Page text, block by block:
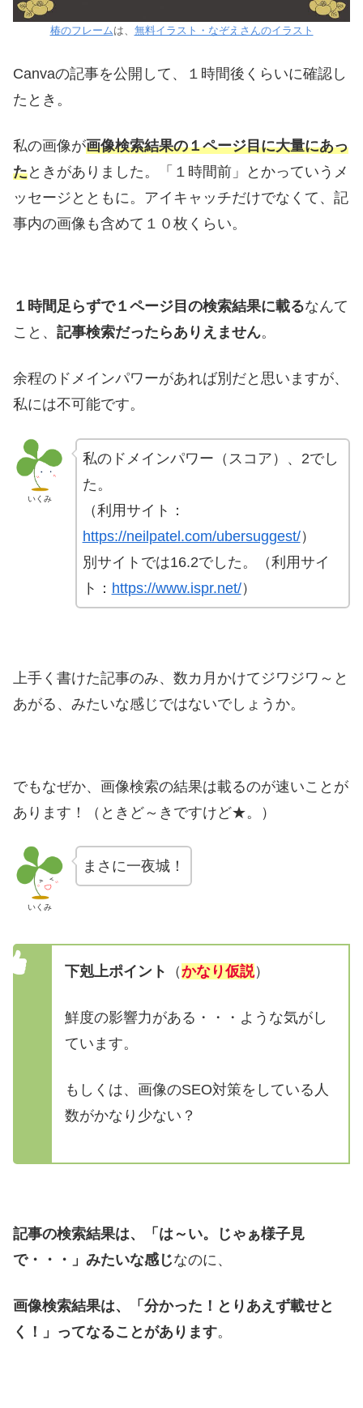
椿のフレームは、 無料イラスト・なぞえさんのイラスト
Canvaの記事を公開して、１時間後くらいに確認し
たとき。
私の画像が画像検索結果の１ページ目に大量にあっ
たときがありました。「１時間前」とかっていうメ
ッセージとともに。アイキャッチだけでなくて、記
事内の画像も含めて１０枚くらい。
１時間足らずで１ページ目の検索結果に載るなんて
こと、 記事検索だったらありえません。
余程のドメインパワーがあれば別だと思いますが、
私には不可能です。
いくみ
私のドメインパワー（スコア）、2でし
た。
（利用サイト：
https://neilpatel.com/ubersuggest/）
別サイトでは16.2でした。（利用サイ
ト： https://www.ispr.net/）
上手く書けた記事のみ、数カ月かけてジワジワ～と
あがる、みたいな感じではないでしょうか。
でもなぜか、画像検索の結果は載るのが速いことが
あります！（ときど～きですけど★。）
いくみ
まさに一夜城！
下剋上ポイント （かなり仮説）
鮮度の影響力がある・・・ような気がし
ています。
もしくは、画像のSEO対策をしている人
数がかなり少ない？
記事の検索結果は、「は～い。じゃぁ様子見
で・・・」みたいな感じなのに、
画像検索結果は、「分かった！とりあえず載せと
く！」ってなることがあります。